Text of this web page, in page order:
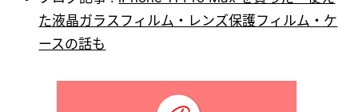
た液晶ガラスフィルム・レンズ保護フィルム・ケ
ースの話も